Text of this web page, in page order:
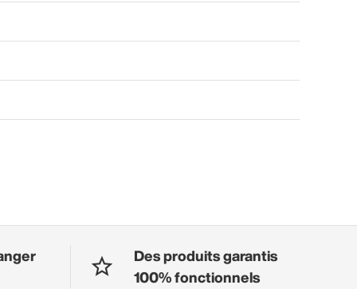
Des produits garantis
100% fonctionnels